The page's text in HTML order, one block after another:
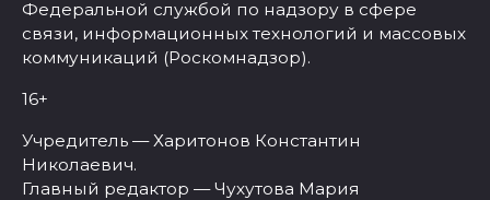
Федеральной службой по надзору в сфере
связи, информационных технологий и массовых
коммуникаций (Роскомнадзор).
16+
Учредитель — Харитонов Константин
Николаевич.
Главный редактор — Чухутова Мария